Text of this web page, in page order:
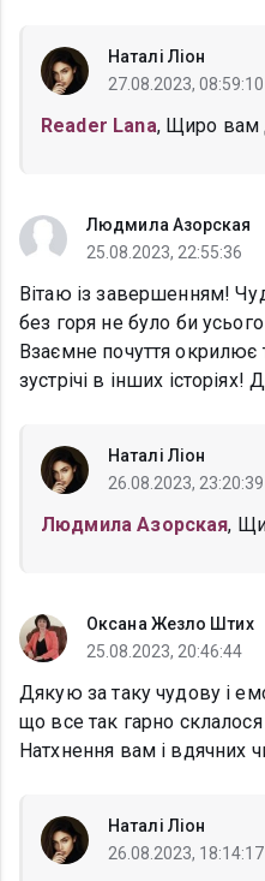
Наталі Ліон
27.08.2023, 08:59:10
Reader Lana, Щиро
Людмила Азорская
25.08.2023, 22:55:36
Вітаю із завершенням!
без горя не було би
Взаємне почуття окрилює
зустрічі в інших історіях!
Наталі Ліон
26.08.2023, 23:20:39
Людмила Азорская,
Оксана Жезло Штих
25.08.2023, 20:46:44
Дякую за таку чудову і
що все так гарно
Натхнення вам і вдячних
Наталі Ліон
26.08.2023, 18:14:17